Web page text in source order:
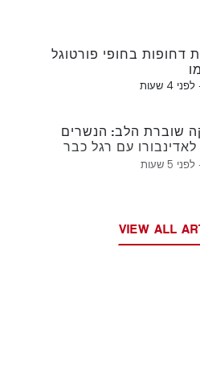
דחופות בחופי פורטוגל
לפני 4 שעות
שוברת הלב: הנשרים
לאדינבורו עם רגל כבר
הבא
לפני 5 שעות
VIEW ALL